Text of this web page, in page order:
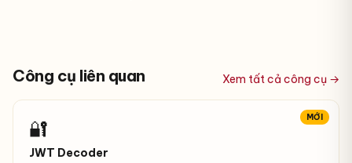
Công cụ liên quan Xem tất cả công cụ →
MỚI
🔐
JWT Decoder